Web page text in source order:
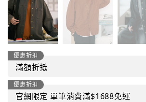
優惠折扣
滿額折抵
優惠折扣
官網限定 單筆消費滿$1688免運